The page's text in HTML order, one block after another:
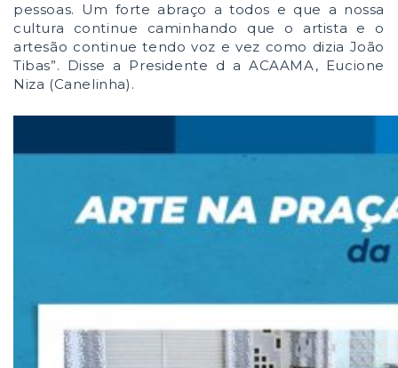
pessoas. Um forte abraço a todos e que a nossa
cultura continue caminhando que o artista e o
artesão continue tendo voz e vez como dizia João
Tibas”. Disse a Presidente d a ACAAMA, Eucione
Niza (Canelinha).